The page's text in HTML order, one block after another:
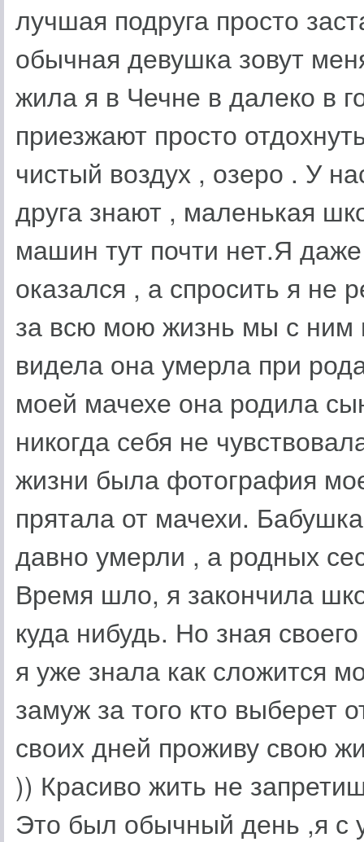
лучшая подруга просто
обычная девушка зовут
жила я в Чечне в далеко в
приезжают просто
чистый воздух , озеро . У
друга знают , маленькая
машин тут почти нет.Я
оказался , а спросить я не
за всю мою жизнь мы с ним
видела она умерла при
моей мачехе она родила
никогда себя не
жизни была фотография
прятала от мачехи.
давно умерли , а родных
Время шло, я закончила
куда нибудь. Но зная
я уже знала как сложится
замуж за того кто выберет
своих дней проживу свою
)) Красиво жить не
Это был обычный день ,я с